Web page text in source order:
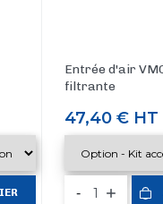
Entrée d'air
filtrante
Prix
47,40 €HT
-